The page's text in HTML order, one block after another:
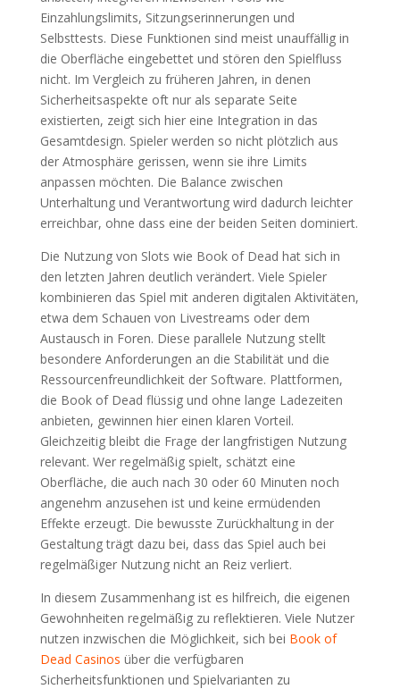
Einzahlungslimits, Sitzungserinnerungen und
Selbsttests. Diese Funktionen sind meist unauffällig in
die Oberfläche eingebettet und stören den Spielfluss
nicht. Im Vergleich zu früheren Jahren, in denen
Sicherheitsaspekte oft nur als separate Seite
existierten, zeigt sich hier eine Integration in das
Gesamtdesign. Spieler werden so nicht plötzlich aus
der Atmosphäre gerissen, wenn sie ihre Limits
anpassen möchten. Die Balance zwischen
Unterhaltung und Verantwortung wird dadurch leichter
erreichbar, ohne dass eine der beiden Seiten dominiert.
Die Nutzung von Slots wie Book of Dead hat sich in
den letzten Jahren deutlich verändert. Viele Spieler
kombinieren das Spiel mit anderen digitalen Aktivitäten,
etwa dem Schauen von Livestreams oder dem
Austausch in Foren. Diese parallele Nutzung stellt
besondere Anforderungen an die Stabilität und die
Ressourcenfreundlichkeit der Software. Plattformen,
die Book of Dead flüssig und ohne lange Ladezeiten
anbieten, gewinnen hier einen klaren Vorteil.
Gleichzeitig bleibt die Frage der langfristigen Nutzung
relevant. Wer regelmäßig spielt, schätzt eine
Oberfläche, die auch nach 30 oder 60 Minuten noch
angenehm anzusehen ist und keine ermüdenden
Effekte erzeugt. Die bewusste Zurückhaltung in der
Gestaltung trägt dazu bei, dass das Spiel auch bei
regelmäßiger Nutzung nicht an Reiz verliert.
In diesem Zusammenhang ist es hilfreich, die eigenen
Gewohnheiten regelmäßig zu reflektieren. Viele Nutzer
nutzen inzwischen die Möglichkeit, sich bei Book of
Dead Casinos über die verfügbaren
Sicherheitsfunktionen und Spielvarianten zu